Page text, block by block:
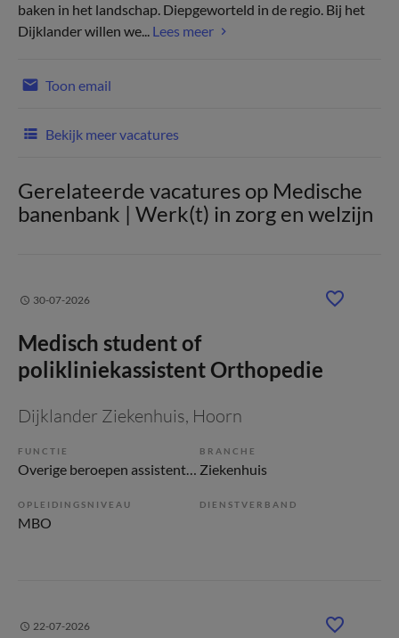
baken in het landschap. Diepgeworteld in de regio. Bij het
Dijklander willen we... Lees meer
Toon email
Bekijk meer vacatures
Gerelateerde vacatures op Medische
banenbank | Werk(t) in zorg en welzijn
30-07-2026
Medisch student of
polikliniekassistent Orthopedie
Dijklander Ziekenhuis, Hoorn
FUNCTIE
Overige beroepen assistenten
BRANCHE
Ziekenhuis
OPLEIDINGSNIVEAU
MBO
DIENSTVERBAND
22-07-2026